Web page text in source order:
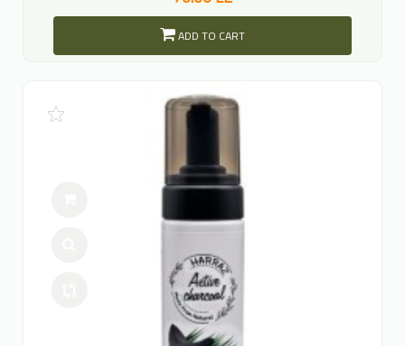
ADD TO CART